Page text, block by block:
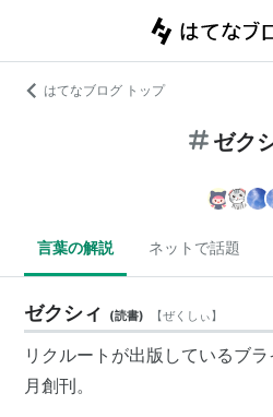
はてなブログ トップ
ゼク
言葉の解説 ネットで話題
ゼクシィ (読書) 【ぜくしぃ】
リクルートが出版しているブ
月創刊。